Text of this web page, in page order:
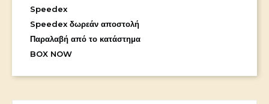
Speedex
Speedex δωρεάν αποστολή
Παραλαβή από το κατάστημα
BOX NOW